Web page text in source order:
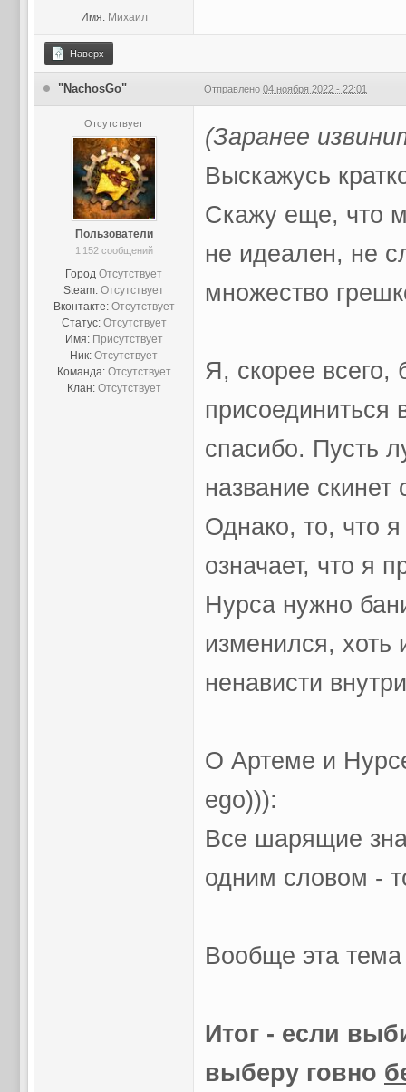
Имя: Михаил
Наверх
"NachosGo" Отправлено 04 ноября 2022 - 22:01
Отсутствует
Пользователи
1 152 сообщений
Город Отсутствует
Steam: Отсутствует
Вконтакте: Отсутствует
Статус: Отсутствует
Имя: Присутствует
Ник: Отсутствует
Команда: Отсутствует
Клан: Отсутствует
(Заранее
Выскажусь
Скажу еще, что
не идеален, не
множество
Я, скорее всего,
спасибо. Пусть
название
Однако, то, что
означает, что я
Нурса нужно
изменился, хоть
ненависти
О Артеме и
ego))):
Все шарящие
одним словом -
Вообще эта
Итог - если
выберу говно